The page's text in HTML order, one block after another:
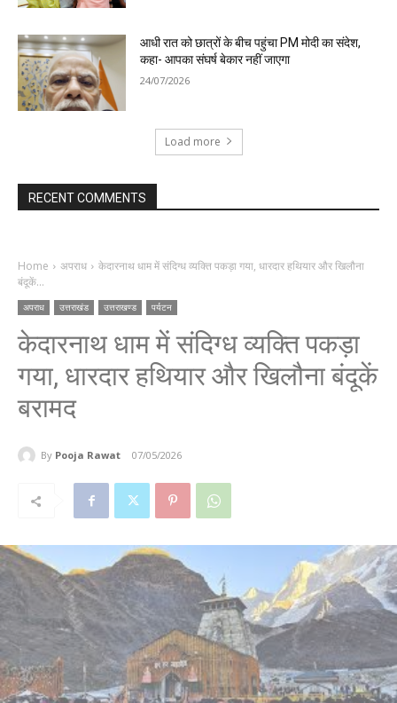
आधी रात को छात्रों के बीच पहुंचा PM मोदी का संदेश,
कहा- आपका संघर्ष बेकार नहीं जाएगा
24/07/2026
Load more
RECENT COMMENTS